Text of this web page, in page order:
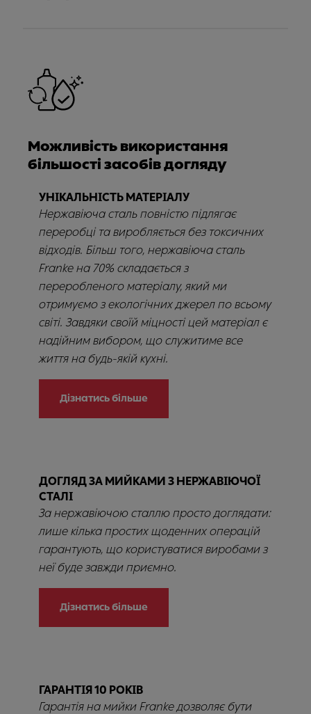
Можливість використання
більшості засобів догляду
УНІКАЛЬНІСТЬ МАТЕРІАЛУ
Нержавіюча сталь повністю підлягає
переробці та виробляється без токсичних
відходів. Більш того, нержавіюча сталь
Franke на 70% складається з
переробленого матеріалу, який ми
отримуємо з екологічних джерел по всьому
світі. Завдяки своїй міцності цей матеріал є
надійним вибором, що служитиме все
життя на будь-якій кухні.
Дізнатись більше
ДОГЛЯД ЗА МИЙКАМИ З НЕРЖАВІЮЧОЇ
СТАЛІ
За нержавіючою сталлю просто доглядати:
лише кілька простих щоденних операцій
гарантують, що користуватися виробами з
неї буде завжди приємно.
Дізнатись більше
ГАРАНТІЯ 10 РОКІВ
Гарантія на мийки Franke дозволяє бути